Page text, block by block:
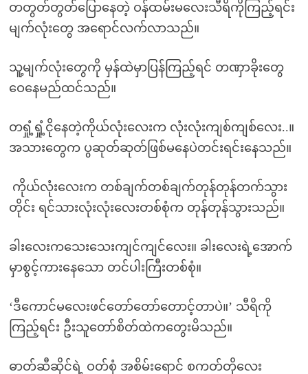
တတွတ်တွတ်ပြောနေတဲ့ ဝန်ထမ်းမလေးသီရိကိုကြည့်ရင်း
မျက်လုံးတွေ အရောင်လက်လာသည်။
သူ့မျက်လုံးတွေကို မှန်ထဲမှာပြန်ကြည့်ရင် တဏှာခိုးတွေ
ဝေနေမည်ထင်သည်။
တရှုံ့ရှုံ့ငိုနေတဲ့ကိုယ်လုံးလေးက လုံးလုံးကျစ်ကျစ်လေး..။
အသားတွေက ပွဆုတ်ဆုတ်ဖြစ်မနေပဲတင်းရင်းနေသည်။
ကိုယ်လုံးလေးက တစ်ချက်တစ်ချက်တုန်တုန်တက်သွား
တိုင်း ရင်သားလုံးလုံးလေးတစ်စုံက တုန်တုန်သွားသည်။
ခါးလေးကသေးသေးကျင်ကျင်လေး။ ခါးလေးရဲ့အောက်
မှာစွင့်ကားနေသော တင်ပါးကြီးတစ်စုံ။
‘ဒီကောင်မလေးဖင်တော်တော်တောင့်တာပဲ။’ သီရိကို
ကြည့်ရင်း ဦးသူတော်စိတ်ထဲကတွေးမိသည်။
ဓာတ်ဆီဆိုင်ရဲ့ ဝတ်စုံ အစိမ်းရောင် စကတ်တိုလေး